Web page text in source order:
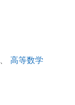
、高等数学